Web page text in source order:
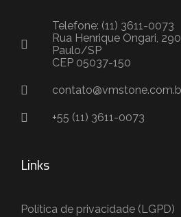
Telefone: (11) 3611-0073
Rua Henrique Ongari,
Paulo/SP
CEP 05037-150
+55 (11) 3611-0073
Links
Política de privacidade (LGPD)